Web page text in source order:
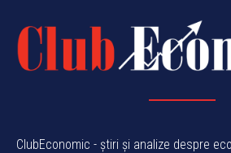
ClubEconomic - știri și analize despre